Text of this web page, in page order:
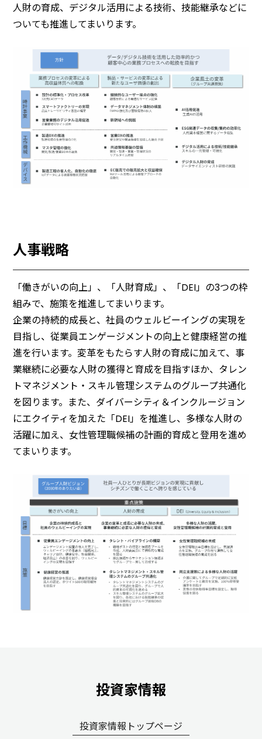
人財の育成、デジタル活用による技術、技能継承などに
ついても推進してまいります。
人事戦略
「働きがいの向上」、「人財育成」、「DEI」の3つの枠
組みで、施策を推進してまいります。
企業の持続的成⾧と、社員のウェルビーイングの実現を
目指し、従業員エンゲージメントの向上と健康経営の推
進を行います。変革をもたらす人財の育成に加えて、事
業継続に必要な人財の獲得と育成を目指すほか、タレン
トマネジメント・スキル管理システムのグループ共通化
を図ります。また、ダイバーシティ＆インクルージョン
にエクイティを加えた「DEI」を推進し、多様な人財の
活躍に加え、女性管理職候補の計画的育成と登用を進め
てまいります。
投資家情報
投資家情報トップページ